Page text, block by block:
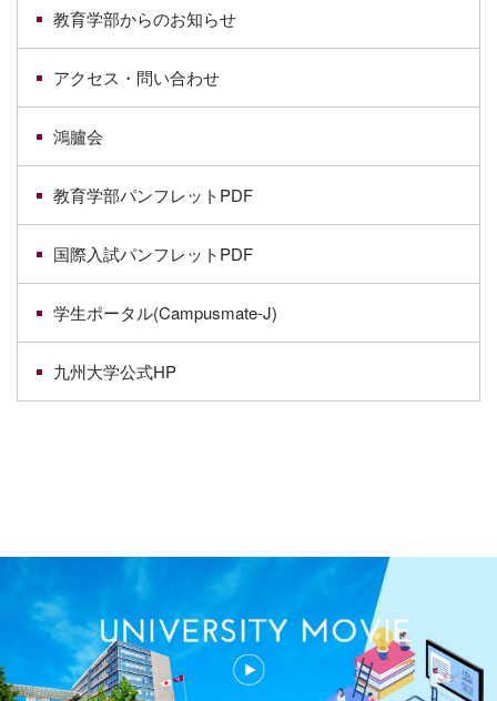
教育学部からのお知らせ
アクセス・問い合わせ
鴻臚会
教育学部パンフレットPDF
国際入試パンフレットPDF
学生ポータル(Campusmate-J)
九州大学公式HP